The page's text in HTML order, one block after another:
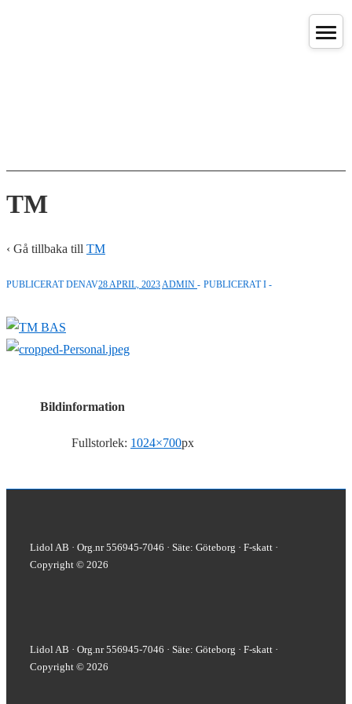
TM
‹ Gå tillbaka till TM
PUBLICERAT DENAV28 APRIL, 2023ADMIN PUBLICERAT I
Bildinformation
Fullstorlek: 1024×700px
Lidol AB · Org.nr 556945-7046 · Säte: Göteborg · F-skatt ·
Copyright © 2026
Lidol AB · Org.nr 556945-7046 · Säte: Göteborg · F-skatt ·
Copyright © 2026